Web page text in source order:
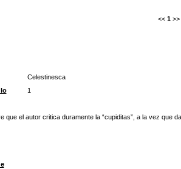
<< 1 >>
Celestinesca
1
que el autor critica duramente la “cupiditas”, a la vez que